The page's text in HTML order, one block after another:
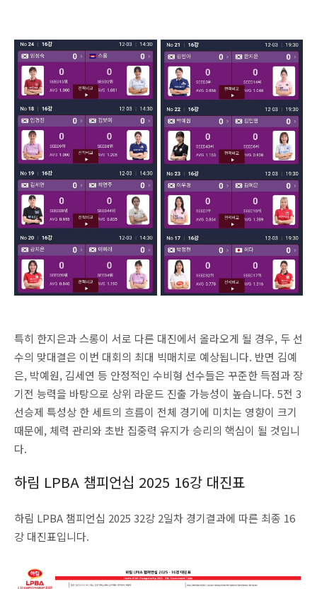
특히 한지은과 스롱이 서로 다른 대진에서 올라오게 될 경우, 두 선
수의 맞대결은 이번 대회의 최대 빅매치로 예상됩니다. 반면 김예
은, 박예원, 김세연 등 안정적인 수비형 선수들은 꾸준한 득점과 장
기전 능력을 바탕으로 상위 라운드 진출 가능성이 높습니다. 5전 3
선승제 특성상 한 세트의 흐름이 전체 경기에 미치는 영향이 크기
때문에, 체력 관리와 초반 집중력 유지가 승리의 핵심이 될 것입니
다.
하림 LPBA 챔피언십 2025 16강 대진표
하림 LPBA 챔피언십 2025 32강 2일차 경기결과에 따른 최종 16
강 대진표입니다.